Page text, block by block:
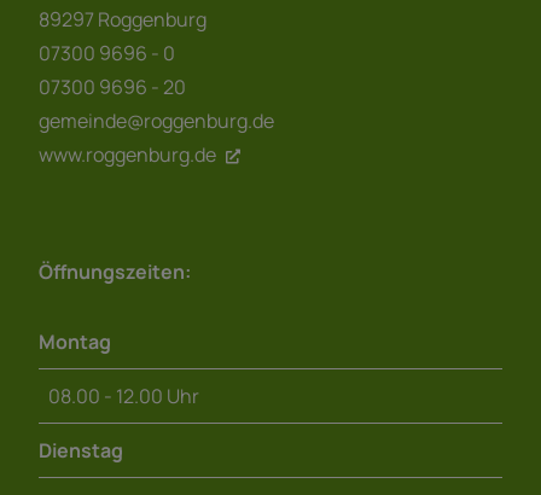
89297 Roggenburg
07300 9696 - 0
07300 9696 - 20
gemeinde@roggenburg.de
www.roggenburg.de
Öffnungszeiten:
Montag
08.00 - 12.00 Uhr
Dienstag